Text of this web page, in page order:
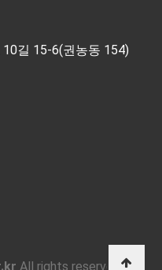
길 15-6(권농동 154)
All rights reserved.